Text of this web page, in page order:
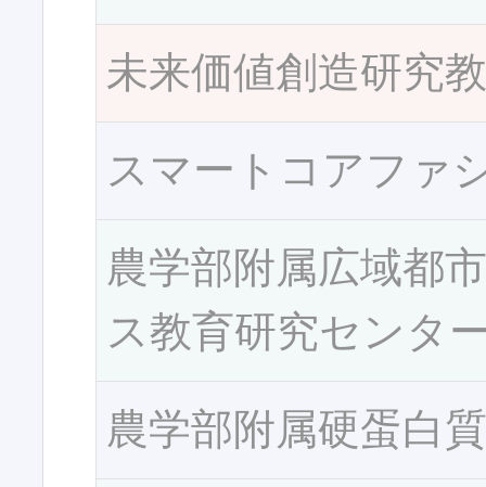
未来価値創造研究
スマートコアファ
農学部附属広域都
ス教育研究センタ
農学部附属硬蛋白